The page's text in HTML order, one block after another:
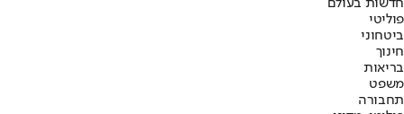
חדשות בעולם
פוליטי
ביטחוני
חינוך
בריאות
משפט
תחבורה